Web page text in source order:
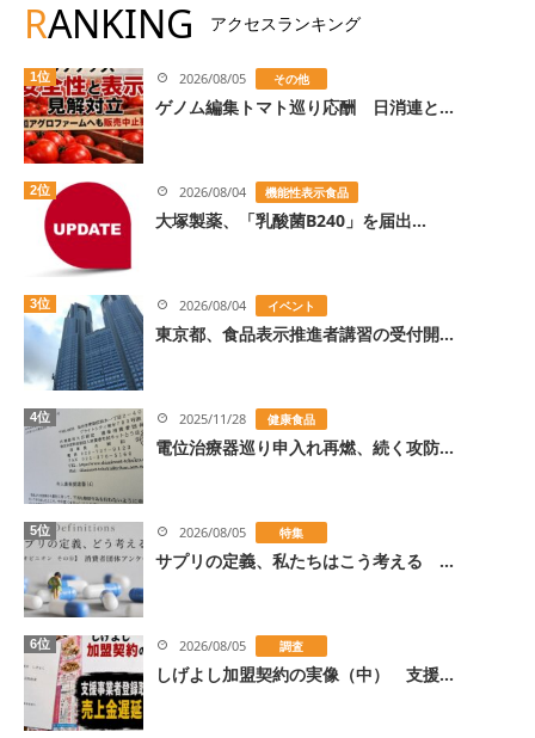
RANKING アクセスランキング
1位 2026/08/05 その他
ゲノム編集トマト巡り応酬 日消連と...
2位 2026/08/04 機能性表示食品
大塚製薬、「乳酸菌B240」を届出...
3位 2026/08/04 イベント
東京都、食品表示推進者講習の受付開...
4位 2025/11/28 健康食品
電位治療器巡り申入れ再燃、続く攻防...
5位 2026/08/05 特集
サプリの定義、私たちはこう考える ...
6位 2026/08/05 調査
しげよし加盟契約の実像（中） 支援...